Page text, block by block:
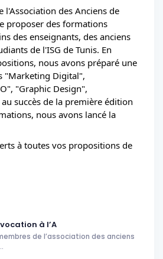
l'Association des Anciens de
proposer des formations
des enseignants, des anciens
de l'ISG de Tunis. En
nous avons préparé une
"Marketing Digital",
"Graphic Design",
succès de la première édition
nous avons lancé la
à toutes vos propositions de
à l’A
de l’association des anciens